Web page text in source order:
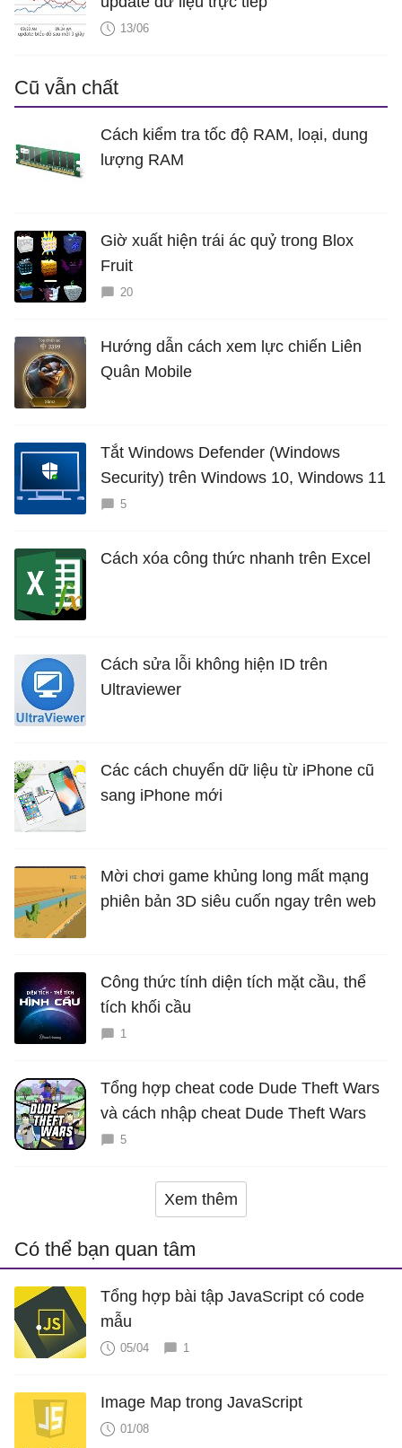
</script>
</head>
<div id= "chartContainer"
13/06
Cũ vẫn chất
Cách kiểm tra tốc độ RAM, loại, dung
lượng RAM
Giờ xuất hiện trái ác quỷ trong Blox
Fruit
20
Hướng dẫn cách xem lực chiến Liên
Quân Mobile
Tắt Windows Defender (Windows
Security) trên Windows 10, Windows 11
5
Cách xóa công thức nhanh trên Excel
Cách sửa lỗi không hiện ID trên
Ultraviewer
Các cách chuyển dữ liệu từ iPhone cũ
sang iPhone mới
Mời chơi game khủng long mất mạng
phiên bản 3D siêu cuốn ngay trên web
Công thức tính diện tích mặt cầu, thể
tích khối cầu
1
Tổng hợp cheat code Dude Theft Wars
và cách nhập cheat Dude Theft Wars
5
Xem thêm
Có thể bạn quan tâm
Tổng hợp bài tập JavaScript có code
mẫu
05/04 1
Image Map trong JavaScript
01/08